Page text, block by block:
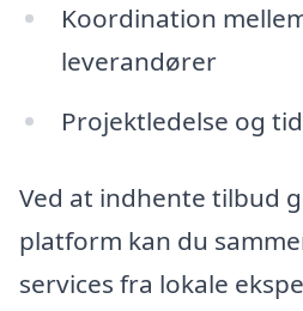
Koordination
leverandører
Projektledelse og
Ved at indhente tilbud
platform kan du
services fra lokale